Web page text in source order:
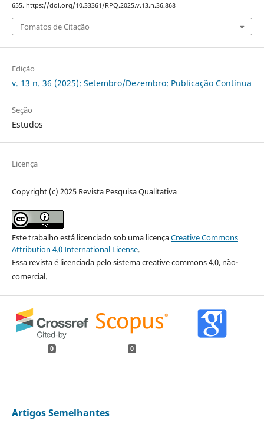
655. https://doi.org/10.33361/RPQ.2025.v.13.n.36.868
Fomatos de Citação
Edição
v. 13 n. 36 (2025): Setembro/Dezembro: Publicação Contínua
Seção
Estudos
Licença
Copyright (c) 2025 Revista Pesquisa Qualitativa
Este trabalho está licenciado sob uma licençaCreative Commons
Attribution 4.0 International License.
Essa revista é licenciada pelo sistema creative commons 4.0, não-
comercial.
0 0
Artigos Semelhantes